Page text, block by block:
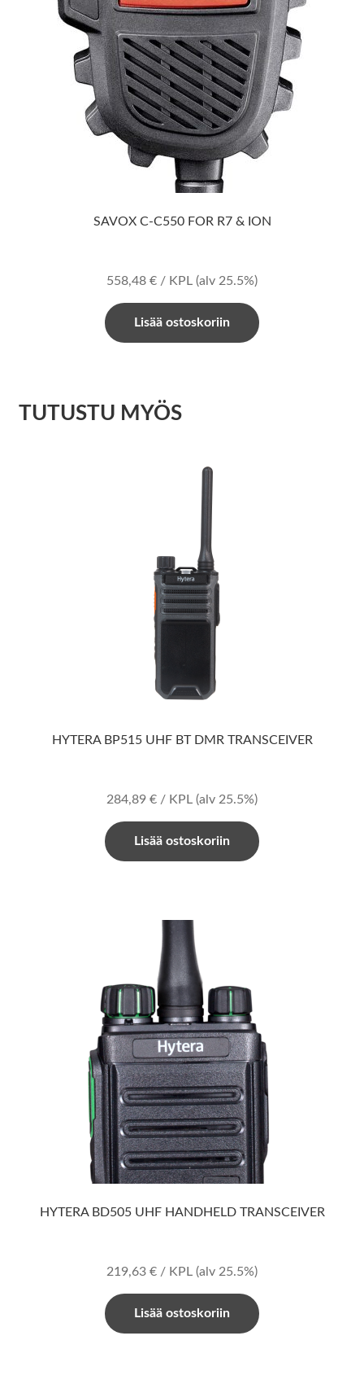
SAVOX C-C550 FOR R7 & ION
558,48 € / KPL (alv 25.5%)
Lisää ostoskoriin
TUTUSTU MYÖS
HYTERA BP515 UHF BT DMR TRANSCEIVER
284,89 € / KPL (alv 25.5%)
Lisää ostoskoriin
HYTERA BD505 UHF HANDHELD TRANSCEIVER
219,63 € / KPL (alv 25.5%)
Lisää ostoskoriin